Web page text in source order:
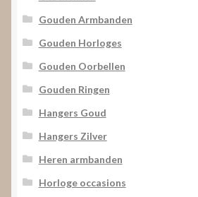
Gouden Armbanden
Gouden Horloges
Gouden Oorbellen
Gouden Ringen
Hangers Goud
Hangers Zilver
Heren armbanden
Horloge occasions